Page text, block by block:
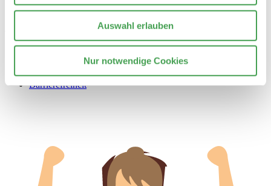
Auswahl erlauben
Nur notwendige Cookies
© 2026 Stiftung Nationale Anti Doping Agentur Deutschland
Datenschutzerklärung
Impressum
Barrierefreiheit